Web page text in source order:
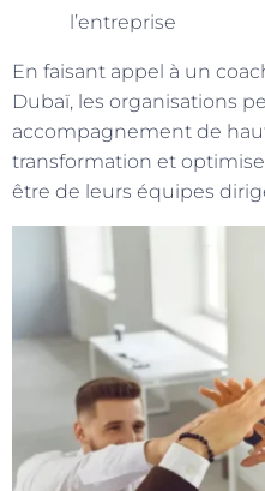
l’entreprise
En faisant appel à un
Dubaï, les organisations
accompagnement de
transformation et
être de leurs équipes